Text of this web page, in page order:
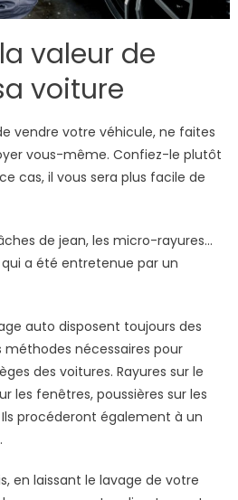
valeur de
voiture
vendre votre véhicule, ne faites
vous-même. Confiez-le plutôt
cas, il vous sera plus facile de
de jean, les micro-rayures…
qui a été entretenue par un
auto disposent toujours des
méthodes nécessaires pour
des voitures. Rayures sur le
les fenêtres, poussières sur les
procéderont également à un
en laissant le lavage de votre